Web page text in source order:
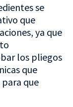
se
que
ya que
los pliegos
que
que